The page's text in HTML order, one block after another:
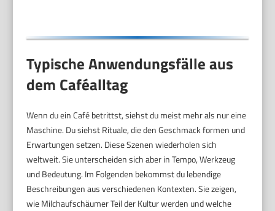
Typische Anwendungsfälle aus
dem Caféalltag
Wenn du ein Café betrittst, siehst du meist mehr als nur eine
Maschine. Du siehst Rituale, die den Geschmack formen und
Erwartungen setzen. Diese Szenen wiederholen sich
weltweit. Sie unterscheiden sich aber in Tempo, Werkzeug
und Bedeutung. Im Folgenden bekommst du lebendige
Beschreibungen aus verschiedenen Kontexten. Sie zeigen,
wie Milchaufschäumer Teil der Kultur werden und welche